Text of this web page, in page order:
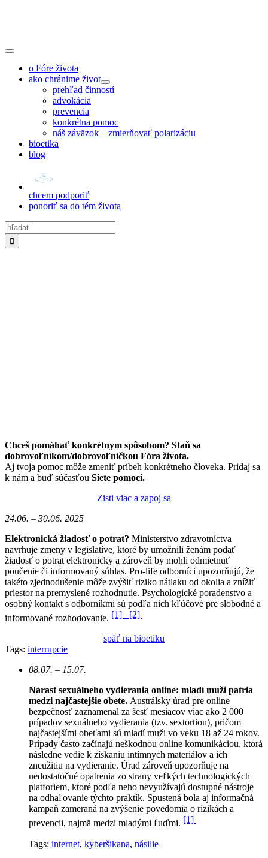
Toggle
Navigationo Fóre života
ako chránime život
prehľad činností
advokácia
prevencia
konkrétna pomoc
náš záväzok – zmierňovať polarizáciu
bioetika
blog
chcem podporiť
ponoriť sa do tém života
Hľadať:
Chceš pomáhať konkrétnym spôsobom? Staň sa
dobrovoľníkom/dobrovoľníčkou Fóra života.
Aj tvoja pomoc môže zmeniť príbeh konkrétneho človeka. Pridaj sa
k nám a buď súčasťou Siete pomoci.
Zisti viac a zapoj sa
24.06. – 30.06. 2025
Elektronická žiadosť o potrat? Ministerstvo zdravotníctva
navrhuje zmeny v legislatíve, ktoré by umožnili ženám podať
žiadosť o potrat elektronicky a zároveň by mohli odmietnuť
poučenie či informovaný súhlas. Pro-life odborníci upozorňujú, že
takéto zjednodušenie môže zvýšiť riziko nátlaku od okolia a znížiť
priestor na premyslené rozhodnutie. Psychologické poradenstvo a
osobný kontakt s odborníkmi sú podľa nich kľúčové pre slobodné a
informované rozhodovanie. [1] [2]
späť na bioetiku
Tags: interrupcie
08.07. – 15.07.
Nárast sexuálneho vydierania online: mladí muži patria
medzi najčastejšie obete. Austrálsky úrad pre online
bezpečnosť zaznamenal za šesť mesiacov viac ako 2 000
prípadov sexuálneho vydierania (tzv. sextortion), pričom
najčastejšími obeťami sú mladí muži vo veku 18 až 24 rokov.
Prípady často začínajú neškodnou online komunikáciou, ktorá
následne vedie k získaniu intímnych materiálov a ich
zneužitiu na vydieranie. Úrad zároveň upozorňuje na
nedostatočné opatrenia zo strany veľkých technologických
platforiem, ktoré podľa neho nevyužívajú dostupné nástroje
na odhaľovanie týchto praktík. Spustená bola aj informačná
kampaň zameraná na zvýšenie povedomia o rizikách a
prevencii, najmä medzi mladými ľuďmi. [1]
Tags: internet, kyberšikana, násilie